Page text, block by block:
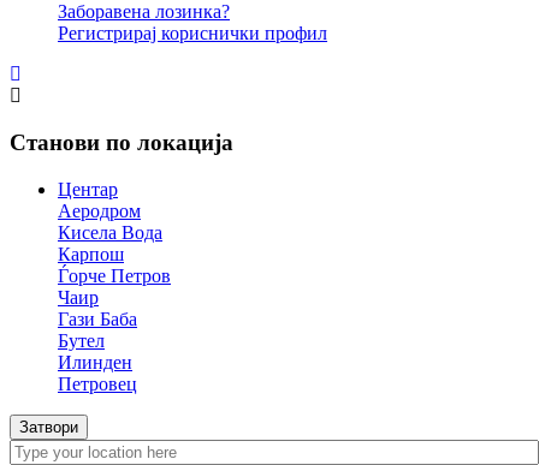
Заборавена лозинка?
Регистрирај кориснички профил
Станови по локација
Центар
Аеродром
Кисела Вода
Карпош
Ѓорче Петров
Чаир
Гази Баба
Бутел
Илинден
Петровец
Затвори